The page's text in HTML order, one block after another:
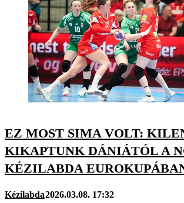
EZ MOST SIMA VOLT:
KIKAPTUNK DÁNIÁTÓL A
KÉZILABDA
Kézilabda2026.03.08. 17:32